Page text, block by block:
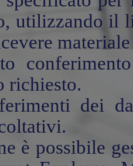
utilizzando il
richiesto.
dei
è possibile